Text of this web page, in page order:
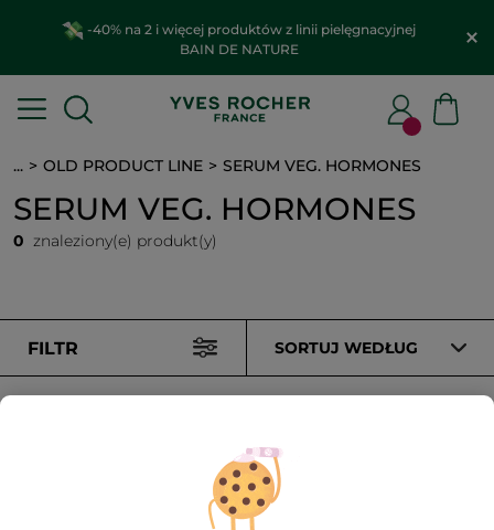
-40% na 2 i więcej produktów z linii pielęgnacyjnej
BAIN DE NATURE
... OLD PRODUCT LINE SERUM VEG. HORMONES
SERUM VEG. HORMONES
0 znaleziony(e) produkt(y)
FILTR SORTUJ WEDŁUG